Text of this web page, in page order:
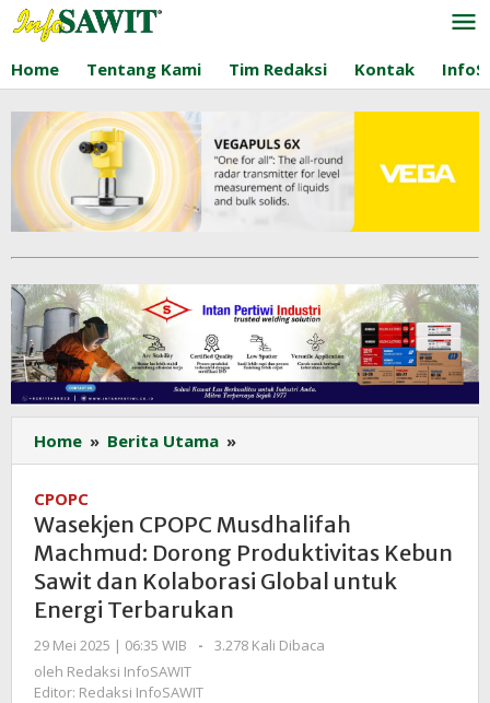
Lewati
ke
konten
Home Tentang Kami Tim Redaksi Kontak
Home » Berita Utama »
CPOPC
Machmud:
Dorong
Produktivitas
Kebun
Kolaborasi
CPOPC
Wasekjen CPOPC Musdhalifah
Machmud: Dorong Produktivitas Kebun
Sawit dan Kolaborasi Global untuk
Energi Terbarukan
29 Mei 2025 | 06:35 WIB
oleh
InfoSAWIT
-
3.278 Kali Dibaca
oleh Redaksi InfoSAWIT
Editor: Redaksi InfoSAWIT